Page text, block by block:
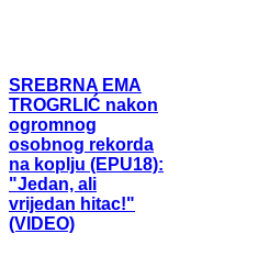
SREBRNA EMA
TROGRLIĆ nakon
ogromnog
osobnog rekorda
na koplju (EPU18):
"Jedan, ali
vrijedan hitac!"
(VIDEO)